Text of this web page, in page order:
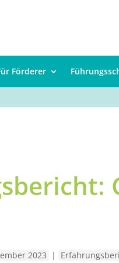
Förderer
2023 |